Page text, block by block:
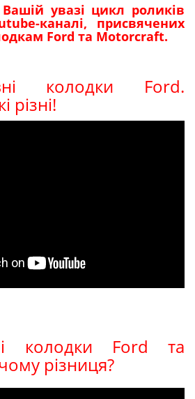
увазі цикл роликів
каналі, присвячених
Ford та Motorcraft.
колодки Ford.
різні!
колодки Ford та
різниця?